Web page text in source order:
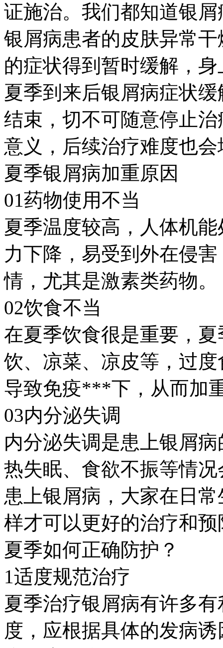
证施治。我们都知道银
银屑病患者的皮肤异常
的症状得到暂时缓解，
夏季到来后银屑病症状
结束，切不可随意停止
意义，后续治疗难度也会
夏季银屑病加重原因
01药物使用不当
夏季温度较高，人体机
力下降，易受到外在侵
情，尤其是激素类药物。
02饮食不当
在夏季饮食很是重要，
饮、凉菜、凉皮等，过
导致免疫***下，从而加
03内分泌失调
内分泌失调是患上银屑
热失眠、食欲不振等情
患上银屑病，大家在日
样才可以更好的治疗和
夏季如何正确防护？
1适度规范治疗
夏季治疗银屑病有许多
度，应根据具体的发病